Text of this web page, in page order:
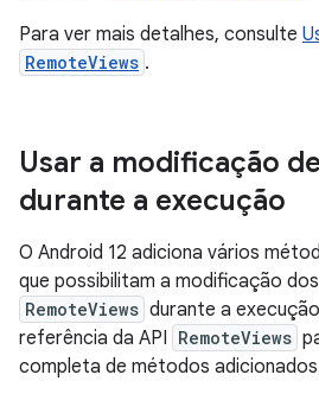
Para ver mais detalhes, consulte
RemoteViews .
Usar a modificação de
durante a execução
O Android 12 adiciona vários
que possibilitam a modificação
RemoteViews durante a
referência da API RemoteViews
completa de métodos